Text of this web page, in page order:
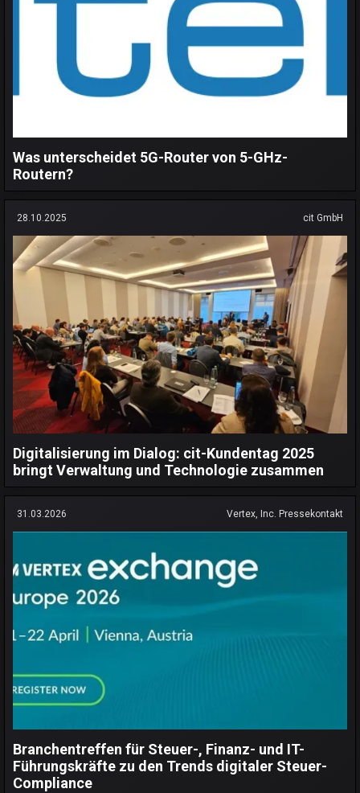
Was unterscheidet 5G-Router von 5-GHz-
Routern?
28.10.2025 cit GmbH
Digitalisierung im Dialog: cit-Kundentag 2025
bringt Verwaltung und Technologie zusammen
31.03.2026 Vertex, Inc. Pressekontakt
Branchentreffen für Steuer-, Finanz- und IT-
Führungskräfte zu den Trends digitaler Steuer-
Compliance